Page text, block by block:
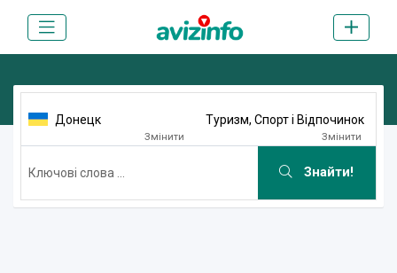
Донецк
Змінити
Туризм, Спорт і Відпочинок
Змінити
Знайти!